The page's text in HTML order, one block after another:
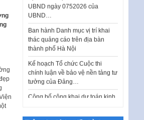
UBND…
Ban hành Danh mục vị trí khai
thác quảng cáo trên địa bàn
thành phố Hà Nội
Kế hoạch Tổ chức Cuộc thi
chính luận về bảo vệ nền tảng tư
tưởng của Đảng…
Công bố công khai dự toán kinh
phí xây dựng pháp luật, hoàn